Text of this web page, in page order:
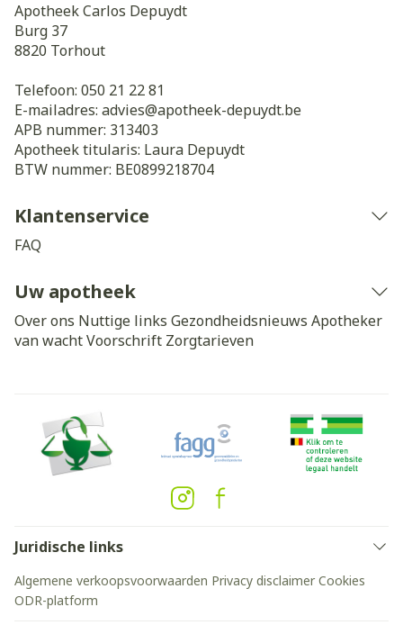
Apotheek Carlos Depuydt
Burg 37
8820 Torhout
Telefoon: 050 21 22 81
E-mailadres: advies@apotheek-depuydt.be
APB nummer: 313403
Apotheek titularis: Laura Depuydt
BTW nummer: BE0899218704
Klantenservice
FAQ
Uw apotheek
Over ons Nuttige links Gezondheidsnieuws Apotheker
van wachtVoorschrift Zorgtarieven
Juridische links
Algemene verkoopsvoorwaarden Privacy disclaimer Cookies
ODR-platform